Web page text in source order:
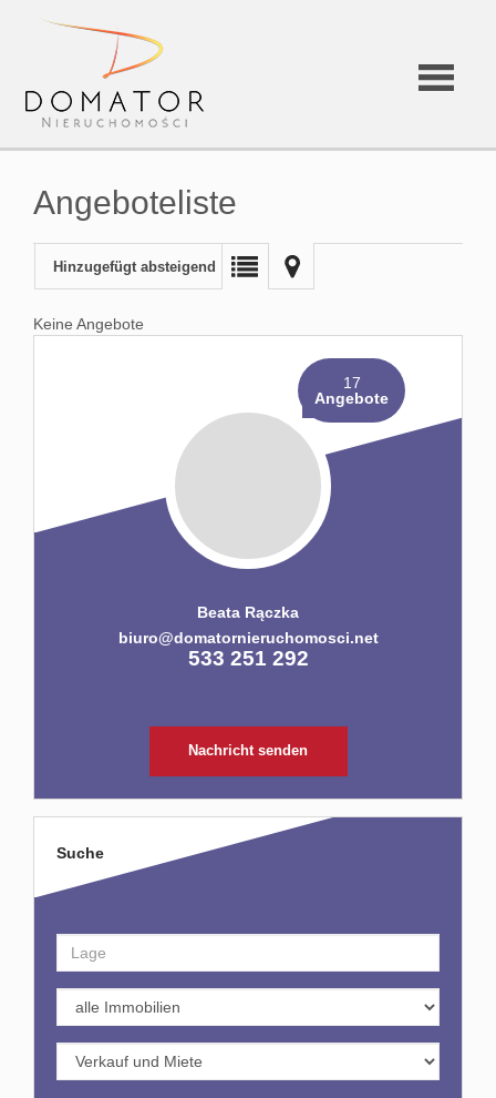
Angeboteliste
Hinzugefügt absteigend
Keine Angebote
17
Angebote
Beata Rączka
biuro@domatornieruchomosci.net
533 251 292
Nachricht senden
Suche